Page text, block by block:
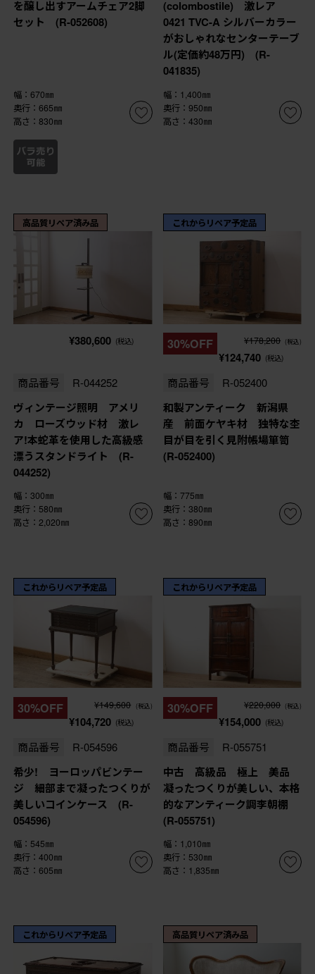
を醸し出すアームチェア2脚
セット (R-052608)
幅：670㎜
奥行：665㎜
高さ：830㎜
(colombostile) 激レア
0421 TVC-A シルバーカラー
がおしゃれなセンターテーブ
ル(定価約48万円) (R-
041835)
幅：1,400㎜
奥行：950㎜
高さ：430㎜
高品質リペア済み品
¥380,600 (税込)
商品番号 R-044252
ヴィンテージ照明 アメリ
カ ローズウッド材 激レ
ア!本蛇革を使用した高級感
漂うスタンドライト (R-
044252)
幅：300㎜
奥行：580㎜
高さ：2,020㎜
これからリペア予定品
30%OFF ¥178,200 (税込)
¥124,740 (税込)
商品番号 R-052400
和製アンティーク 新潟県
産 前面ケヤキ材 独特な杢
目が目を引く見附帳場箪笥
(R-052400)
幅：775㎜
奥行：380㎜
高さ：890㎜
これからリペア予定品
30%OFF ¥149,600 (税込)
¥104,720 (税込)
商品番号 R-054596
希少! ヨーロッパビンテー
ジ 細部まで凝ったつくりが
美しいコインケース (R-
054596)
幅：545㎜
奥行：400㎜
高さ：605㎜
これからリペア予定品
30%OFF ¥220,000 (税込)
¥154,000 (税込)
商品番号 R-055751
中古 高級品 極上 美品
凝ったつくりが美しい、本格
的なアンティーク調李朝棚
(R-055751)
幅：1,010㎜
奥行：530㎜
高さ：1,835㎜
これからリペア予定品 高品質リペア済み品